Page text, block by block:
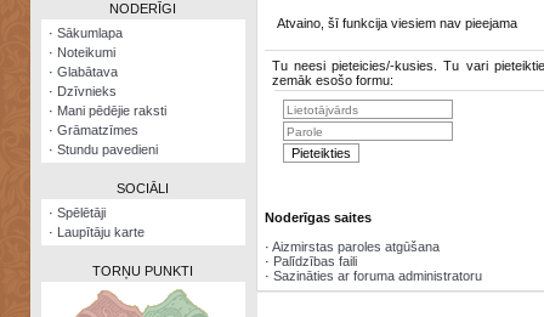
Visatcera
almanahs
Arhīvs
NODERĪGI
· Sākumlapa
· Noteikumi
· Glabātava
· Dzīvnieks
· Mani pēdējie raksti
· Grāmatzīmes
· Stundu pavedieni
SOCIĀLI
· Spēlētāji
· Laupītāju karte
TORŅU PUNKTI
Atvaino, šī funkcija viesiem nav pieejama
Tu neesi pieteicies/-kusies. Tu vari
zemāk esošo formu:
Noderīgas saites
· Aizmirstas paroles atgūšana
· Palīdzības faili
· Sazināties ar foruma administratoru